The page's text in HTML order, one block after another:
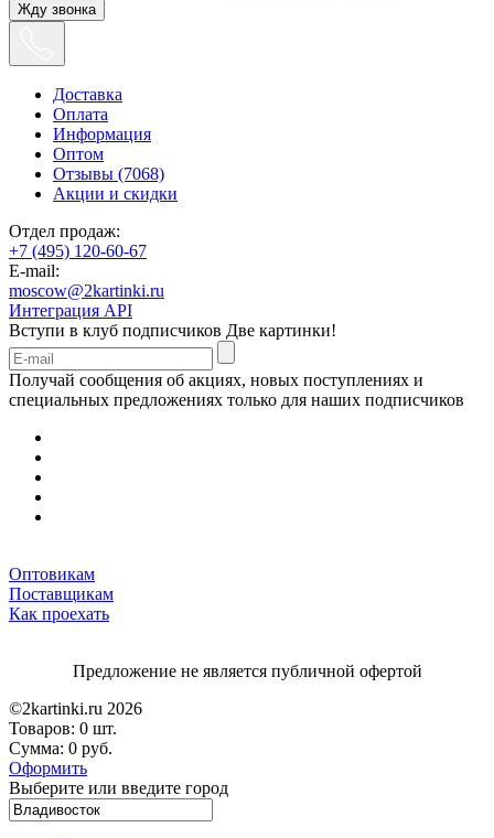
Жду звонка
Доставка
Оплата
Информация
Оптом
Отзывы (7068)
Акции и скидки
Отдел продаж:
+7 (495) 120-60-67
E-mail:
moscow@2kartinki.ru
Интеграция API
Вступи в клуб подписчиков Две картинки!
Получай сообщения об акциях, новых поступлениях и
специальных предложениях только для наших подписчиков
Оптовикам
Поставщикам
Как проехать
Предложение не является публичной офертой
©2kartinki.ru 2026
Товаров: 0 шт.
Сумма: 0 руб.
Оформить
Выберите или введите город